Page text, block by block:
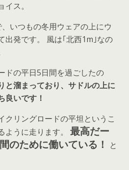
ス。
いつもの冬用ウェアの上にウ
出発です。 風は｢北西1m｣なの
ドの平日5日間を過ごしたの
と溜まっており、サドルの上に
良いです！
クリングロードの平坦というこ
ように走ります。 最高だー
のために働いている！
と